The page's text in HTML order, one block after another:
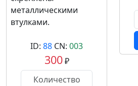
металлическими
втулками.
ID: 88 CN: 003
300₽